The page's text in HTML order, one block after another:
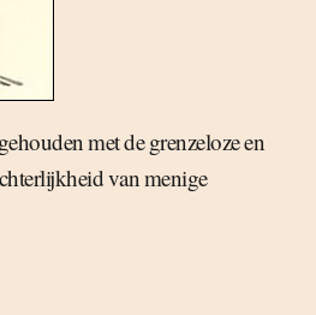
met de grenzeloze en
van menige